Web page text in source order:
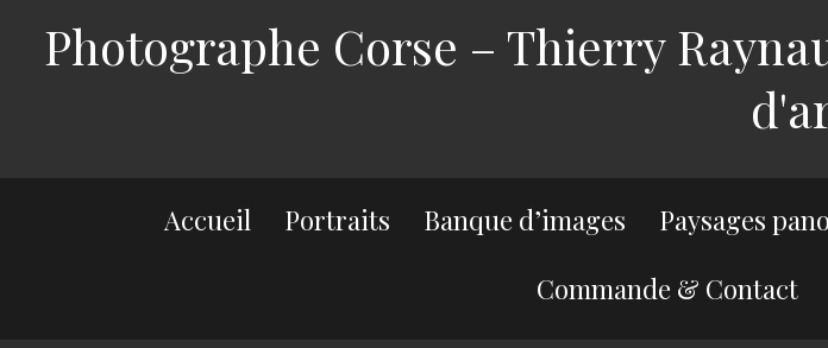
Photographe Corse – Thierry
Accueil Portraits Banque d’images Paysages
Commande & Contact